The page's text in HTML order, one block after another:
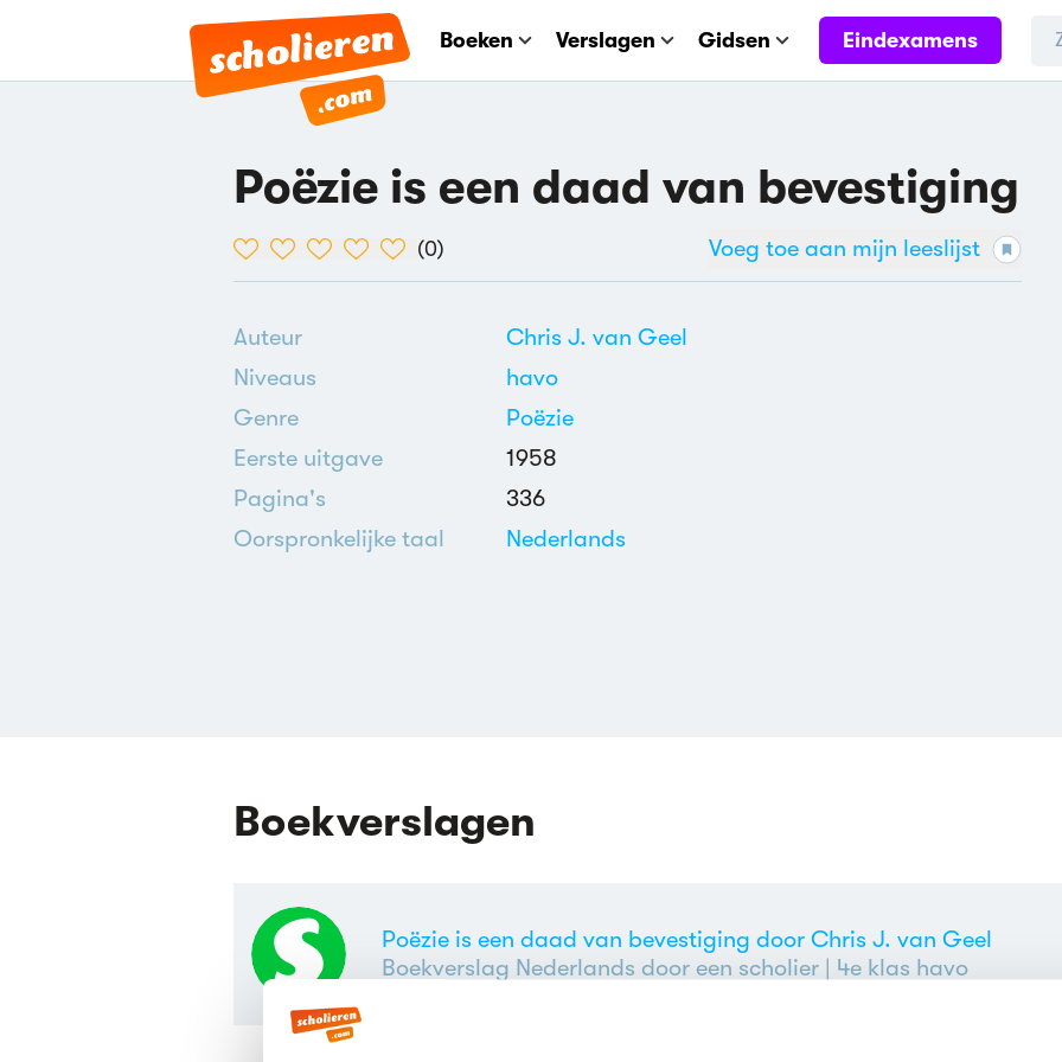
Boeken Verslagen Gidsen Eindexamens
Poëzie is een daad van bevestiging
(0) Voeg toe aan mijn leeslijst
Auteur
Chris J. van Geel
Niveaus
havo
Genre
Poëzie
Eerste uitgave
1958
Pagina's
336
Oorspronkelijke taal
Nederlands
Boekverslagen
Poëzie is een daad van bevestiging door Chris J. van Geel
Boekverslag Nederlands door een scholier | 4e klas havo